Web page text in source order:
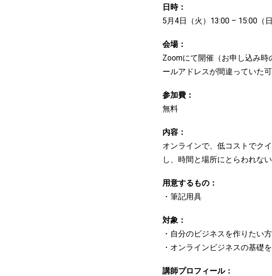
日時：
5月4日（火）13:00 – 15:00（
会場：
Zoomにて開催（お申し込み
ールアドレスが間違っていた
参加費：
無料
内容：
オンラインで、低コストでク
し、時間と場所にとらわれな
用意するもの：
・筆記用具
対象：
・自分のビジネスを作りたい方
・オンラインビジネスの基礎
講師プロフィール：